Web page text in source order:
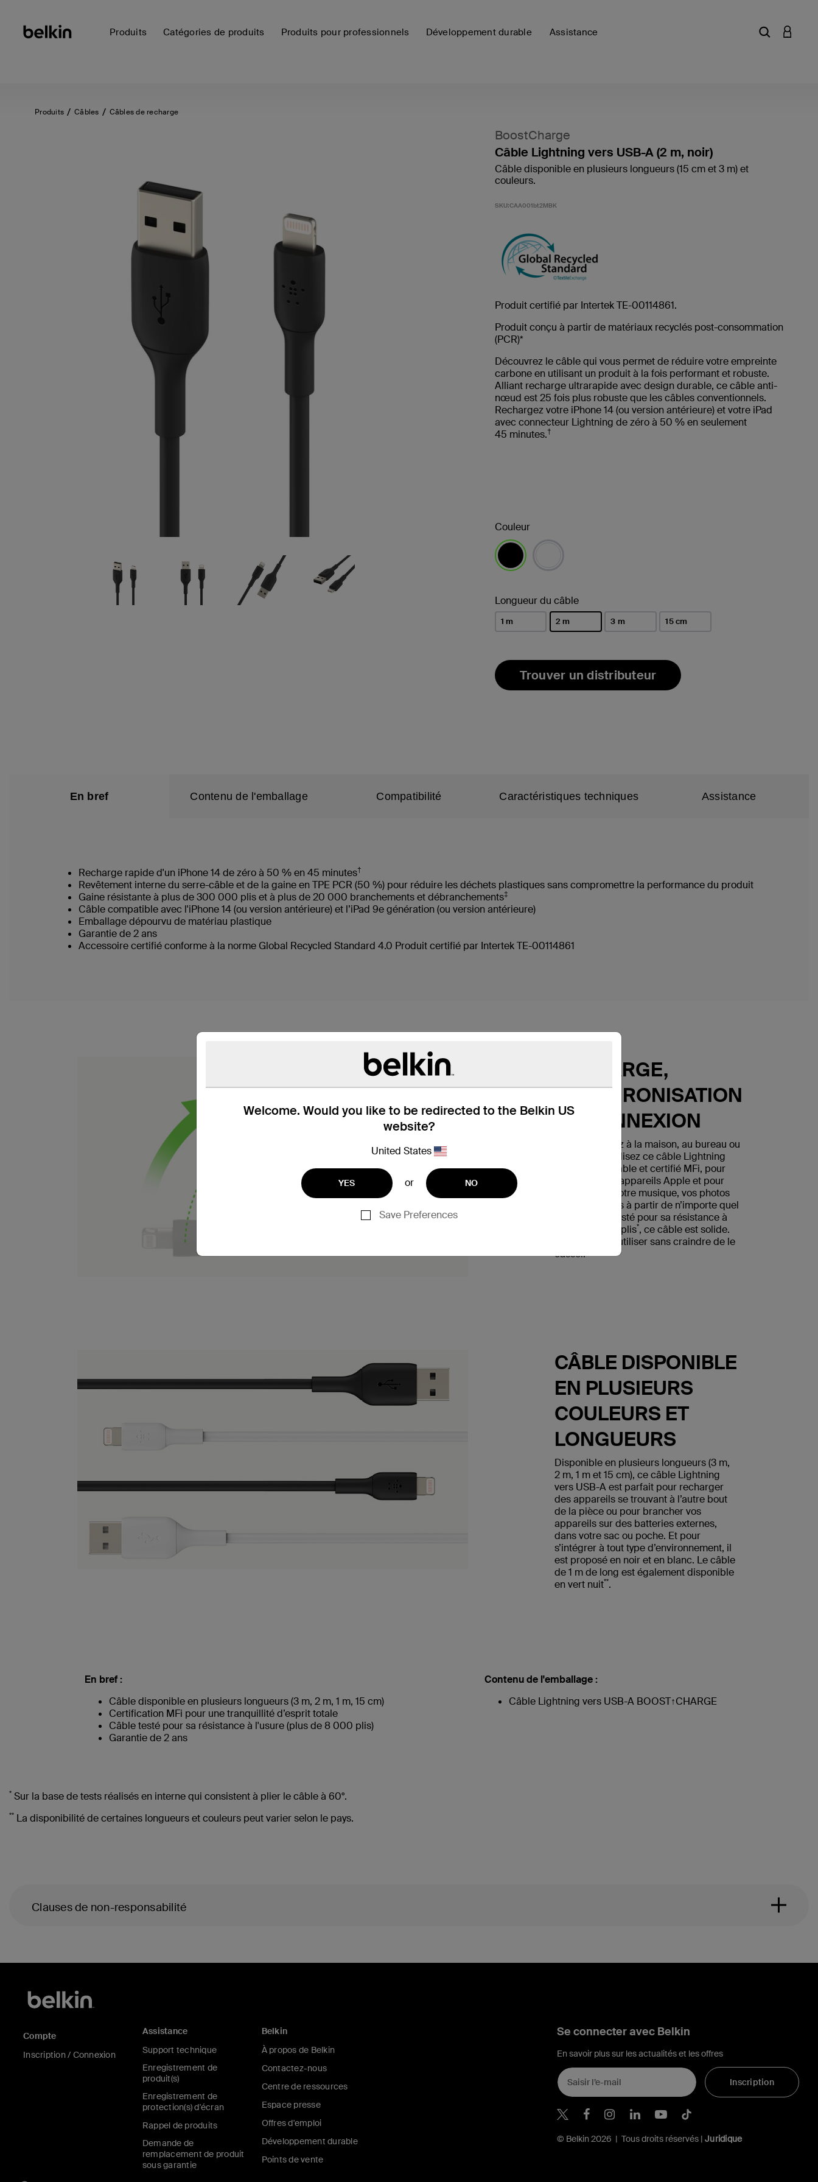
Produits Catégories de produits Produits pour professionnels Développement durable Assistance Saisir un
Welcome. Would you like to be redirected to the Belkin US
website?
United States
YES or NO
Save Preferences
Produits Câbles Câbles de recharge
BoostCharge
Câble Lightning vers USB-A (2 m, noir)
Câble disponible en plusieurs longueurs (15 cm et 3 m) et
couleurs.
SKU:CAA001bt2MBK
Produit certifié par Intertek TE-00114861.
Produit conçu à partir de matériaux recyclés post-consommation
(PCR)*
Découvrez le câble qui vous permet de réduire votre empreinte
carbone en utilisant un produit à la fois performant et robuste.
Alliant recharge ultrarapide avec design durable, ce câble anti-
nœud est 25 fois plus robuste que les câbles conventionnels.
Rechargez votre iPhone 14 (ou version antérieure) et votre iPad
avec connecteur Lightning de zéro à 50 % en seulement
45 minutes.†
Couleur
Longueur du câble
1 m 2 m 3 m 15 cm
Trouver un distributeur
En bref Contenu de l'emballage Compatibilité Caractéristiques techniques Assistance
Recharge rapide d'un iPhone 14 de zéro à 50 % en 45 minutes†
Revêtement interne du serre-câble et de la gaine en TPE PCR (50 %) pour réduire les déchets plastiques sans compromettre la performance du produit
Gaine résistante à plus de 300 000 plis et à plus de 20 000 branchements et débranchements‡
Câble compatible avec l'iPhone 14 (ou version antérieure) et l’iPad 9e génération (ou version antérieure)
Emballage dépourvu de matériau plastique
Garantie de 2 ans
Accessoire certifié conforme à la norme Global Recycled Standard 4.0 Produit certifié par Intertek TE-00114861
RECHARGE,
SYNCHRONISATION
ET CONNEXION
Que vous soyez à la maison, au bureau ou
sur la route, utilisez ce câble Lightning
vers USB-A, fiable et certifié MFi, pour
recharger vos appareils Apple et pour
synchroniser votre musique, vos photos
ou vos données à partir de n’importe quel
port USB-A. Testé pour sa résistance à
plus de 8 000 plis*, ce câble est solide.
Vous pouvez l’utiliser sans craindre de le
casser.
CÂBLE DISPONIBLE
EN PLUSIEURS
COULEURS ET
LONGUEURS
Disponible en plusieurs longueurs (3 m,
2 m, 1 m et 15 cm), ce câble Lightning
vers USB-A est parfait pour recharger
des appareils se trouvant à l’autre bout
de la pièce ou pour brancher vos
appareils sur des batteries externes,
dans votre sac ou poche. Et pour
s’intégrer à tout type d’environnement, il
est proposé en noir et en blanc. Le câble
de 1 m de long est également disponible
en vert nuit**.
En bref :
Câble disponible en plusieurs longueurs (3 m, 2 m, 1 m, 15 cm)
Certification MFi pour une tranquillité d’esprit totale
Câble testé pour sa résistance à l'usure (plus de 8 000 plis)
Garantie de 2 ans
Contenu de l'emballage :
Câble Lightning vers USB-A BOOST↑CHARGE
* Sur la base de tests réalisés en interne qui consistent à plier le câble à 60°.
** La disponibilité de certaines longueurs et couleurs peut varier selon le pays.
Clauses de non-responsabilité
Compte
Inscription / Connexion
Assistance
Support technique
Enregistrement de
produit(s)
Enregistrement de
protection(s) d'écran
Rappel de produits
Demande de
remplacement de produit
sous garantie
Belkin
À propos de Belkin
Contactez-nous
Centre de ressources
Espace presse
Offres d'emploi
Développement durable
Points de vente
Se connecter avec Belkin
En savoir plus sur les actualités et les offres
Inscription
Belkin Twitter
Belkin Facebook
Belkin Instagram
Belkin LinkedIn
Belkin Youtube
Belkin TikTok
© Belkin 2026 | Tous droits réservés |Juridique